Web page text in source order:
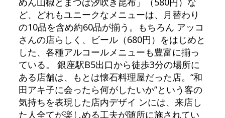
ど、どれもユニークなメニューは、月替わり
の10品を含め約60品が揃う。もちろん アッコ
さんの店らしく、ビール（680円）をはじめと
した、各種アルコールメニューも豊富に揃っ
ている。 銀座駅B5出口から徒歩3分の場所に
ある店舗は、もとは懐石料理屋だった店。“和
田アキ子に会ったら何がしたいか”という客の
気持ちを表現した店内デザイ ンには、来店し
た人全てが楽しめる工夫が随所に施されてい